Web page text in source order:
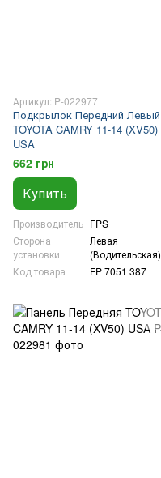
Артикул: P-022977
Подкрылок Передний Левый
TOYOTA CAMRY 11-14 (XV50)
USA
662 грн
Купить
Производитель FPS
Сторона
установки
Левая
(Водительская)
Код товара
FP 7051 387